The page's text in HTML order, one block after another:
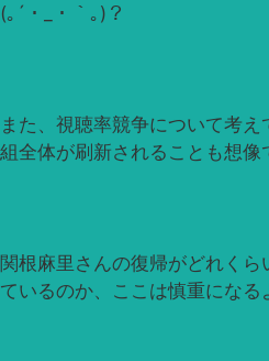
(｡´・_・｀｡)？
また、視聴率競争について考
組全体が刷新されることも想像
関根麻里さんの復帰がどれくら
ているのか、ここは慎重になる